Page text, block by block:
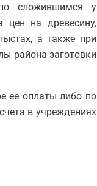
сложившимся у
цен на древесину,
а также при
района заготовки
ее оплаты либо по
в учреждениях